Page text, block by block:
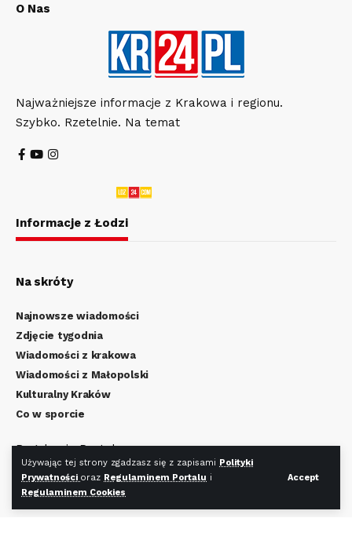
Używając tej strony zgadzasz się z zapisami Polityki
Prywatności oraz Regulaminem Portalu i
Regulaminem Cookies
Accept
O Nas
Najważniejsze informacje z Krakowa i regionu.
Szybko. Rzetelnie. Na temat
Informacje z Łodzi
Na skróty
Najnowsze wiadomości
Zdjęcie tygodnia
Wiadomości z krakowa
Wiadomości z Małopolski
Kulturalny Kraków
Co w sporcie
Regulamin Portalu
Polityka Prywatności
Regulamin Cookies